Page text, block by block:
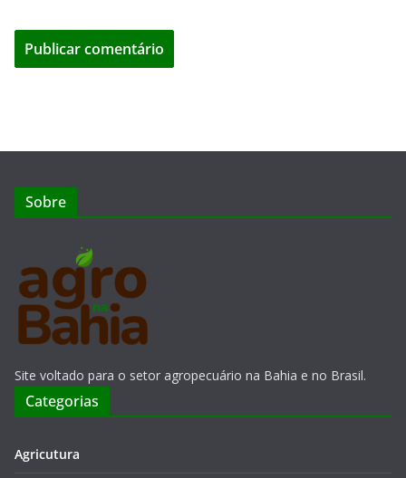
Sobre
Site voltado para o setor agropecuário na Bahia e no Brasil.
Categorias
Agricutura